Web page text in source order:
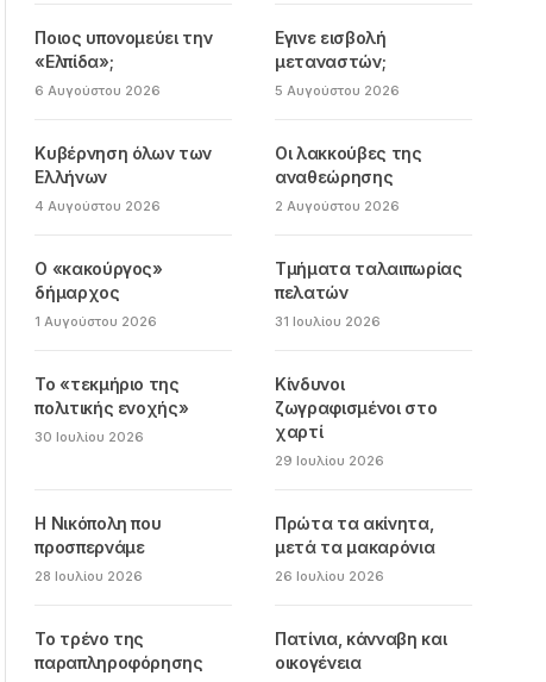
Ποιος υπονομεύει την
«Ελπίδα»;
6 Αυγούστου 2026
Εγινε εισβολή
μεταναστών;
5 Αυγούστου 2026
Κυβέρνηση όλων των
Ελλήνων
4 Αυγούστου 2026
Οι λακκούβες της
αναθεώρησης
2 Αυγούστου 2026
Ο «κακούργος»
δήμαρχος
1 Αυγούστου 2026
Τμήματα ταλαιπωρίας
πελατών
31 Ιουλίου 2026
Το «τεκμήριο της
πολιτικής ενοχής»
30 Ιουλίου 2026
Κίνδυνοι
ζωγραφισμένοι στο
χαρτί
29 Ιουλίου 2026
Η Νικόπολη που
προσπερνάμε
28 Ιουλίου 2026
Πρώτα τα ακίνητα,
μετά τα μακαρόνια
26 Ιουλίου 2026
Το τρένο της
παραπληροφόρησης
Πατίνια, κάνναβη και
οικογένεια